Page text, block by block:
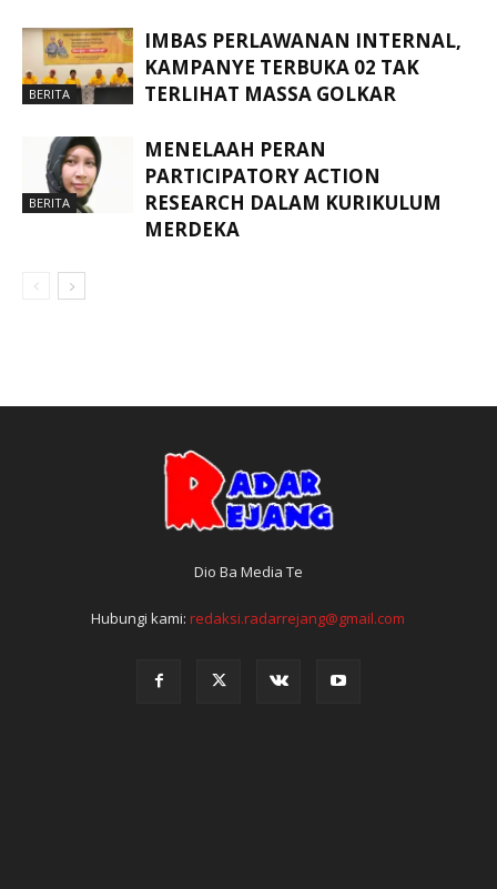
BERITA
IMBAS PERLAWANAN INTERNAL,
KAMPANYE TERBUKA 02 TAK
TERLIHAT MASSA GOLKAR
BERITA
MENELAAH PERAN
PARTICIPATORY ACTION
RESEARCH DALAM KURIKULUM
MERDEKA
Dio Ba Media Te
Hubungi kami:redaksi.radarrejang@gmail.com